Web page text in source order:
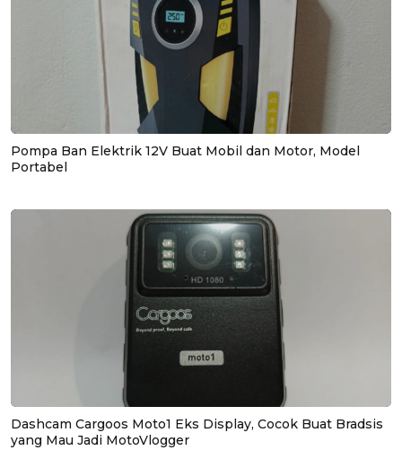
Pompa Ban Elektrik 12V Buat Mobil dan Motor, Model
Portabel
Dashcam Cargoos Moto1 Eks Display, Cocok Buat Bradsis
yang Mau Jadi MotoVlogger